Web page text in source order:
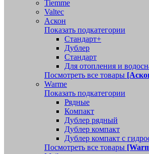
Tiemme
Valtec
Аскон
Показать подкатегории
Стандарт+
Дублер
Стандарт
Для отопления и
Посмотреть все товары
Warme
Показать подкатегории
Рядные
Компакт
Дублер рядный
Дублер компакт
Дублер компакт с
Посмотреть все товары